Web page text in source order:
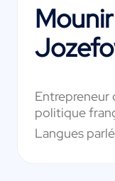
Entrepreneur
politique
Langues